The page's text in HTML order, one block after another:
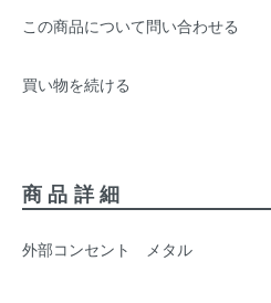
この商品について問い合わせる
買い物を続ける
商品詳細
外部コンセント メタル